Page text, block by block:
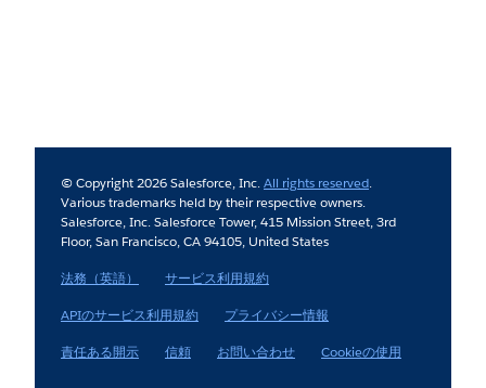
© Copyright 2026 Salesforce, Inc.All rights reserved.
Various trademarks held by their respective owners.
Salesforce, Inc. Salesforce Tower, 415 Mission Street, 3rd
Floor, San Francisco, CA 94105, United States
法務（英語）
サービス利用規約
APIのサービス利用規約
プライバシー情報
責任ある開示
信頼 お問い合わせ Cookieの使用